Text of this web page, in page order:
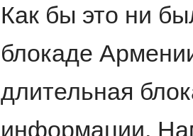
Как бы это ни
блокаде
длительная
информации.